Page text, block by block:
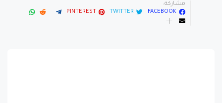
مشاركة:
FACEBOOK
TWITTER
PINTEREST